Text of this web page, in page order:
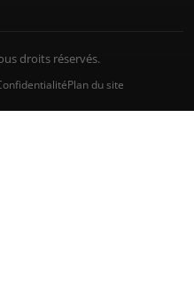
droits réservés.
Plan du site